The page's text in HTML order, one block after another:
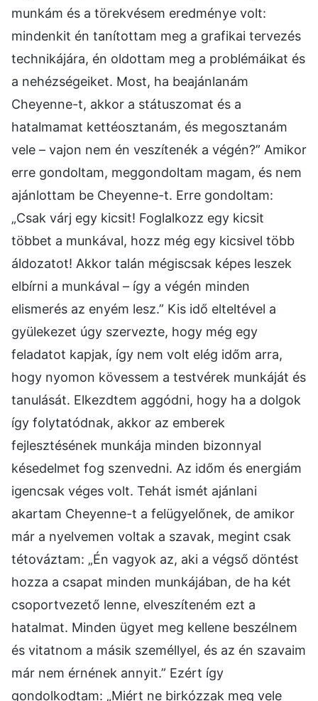
munkám és a törekvésem eredménye volt:
mindenkit én tanítottam meg a grafikai tervezés
technikájára, én oldottam meg a problémáikat és
a nehézségeiket. Most, ha beajánlanám
Cheyenne-t, akkor a státuszomat és a
hatalmamat kettéosztanám, és megosztanám
vele – vajon nem én veszítenék a végén?” Amikor
erre gondoltam, meggondoltam magam, és nem
ajánlottam be Cheyenne-t. Erre gondoltam:
„Csak várj egy kicsit! Foglalkozz egy kicsit
többet a munkával, hozz még egy kicsivel több
áldozatot! Akkor talán mégiscsak képes leszek
elbírni a munkával – így a végén minden
elismerés az enyém lesz.” Kis idő elteltével a
gyülekezet úgy szervezte, hogy még egy
feladatot kapjak, így nem volt elég időm arra,
hogy nyomon kövessem a testvérek munkáját és
tanulását. Elkezdtem aggódni, hogy ha a dolgok
így folytatódnak, akkor az emberek
fejlesztésének munkája minden bizonnyal
késedelmet fog szenvedni. Az időm és energiám
igencsak véges volt. Tehát ismét ajánlani
akartam Cheyenne-t a felügyelőnek, de amikor
már a nyelvemen voltak a szavak, megint csak
tétováztam: „Én vagyok az, aki a végső döntést
hozza a csapat minden munkájában, de ha két
csoportvezető lenne, elveszíteném ezt a
hatalmat. Minden ügyet meg kellene beszélnem
és vitatnom a másik személlyel, és az én szavaim
már nem érnének annyit.” Ezért így
gondolkodtam: „Miért ne birkózzak meg vele